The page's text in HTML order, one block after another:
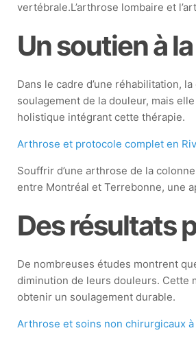
vertébrale.L’arthrose lombaire et
Un soutien à
Dans le cadre d’une réhabilitation,
soulagement de la douleur, mais
holistique intégrant cette thérapie.
Arthrose et protocole complet en
Souffrir d’une arthrose de la
entre Montréal et Terrebonne, une
Des résultats
De nombreuses études montrent
diminution de leurs douleurs. Cette
obtenir un soulagement durable.
Arthrose et soins non chirurgicaux